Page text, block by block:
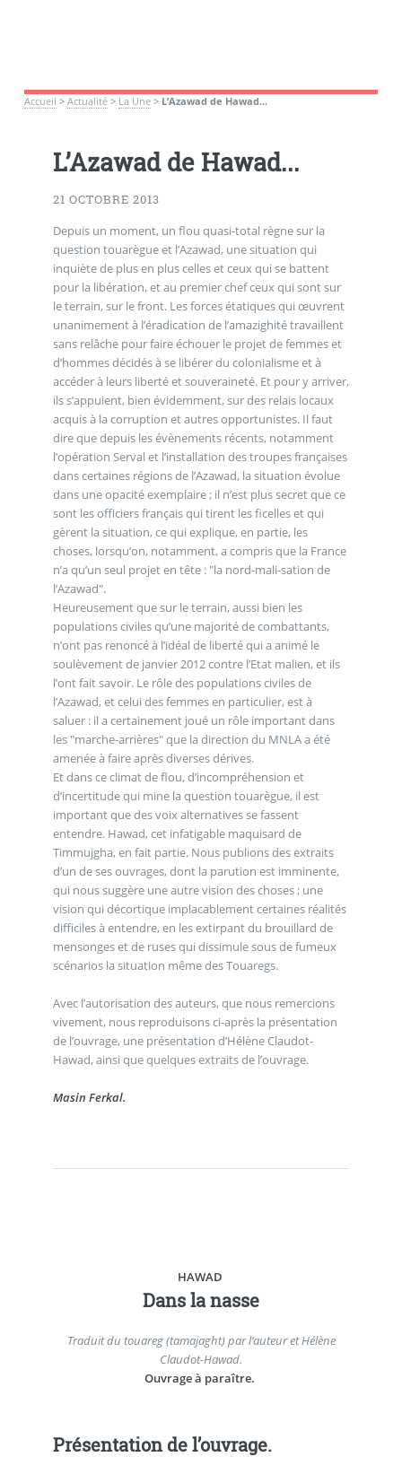
Accueil > Actualité> La Une> L’Azawad de Hawad...
L’Azawad de Hawad...
21 OCTOBRE 2013
Depuis un moment, un flou quasi-total règne sur la
question touarègue et l’Azawad, une situation qui
inquiète de plus en plus celles et ceux qui se battent
pour la libération, et au premier chef ceux qui sont sur
le terrain, sur le front. Les forces étatiques qui œuvrent
unanimement à l’éradication de l’amazighité travaillent
sans relâche pour faire échouer le projet de femmes et
d’hommes décidés à se libérer du colonialisme et à
accéder à leurs liberté et souveraineté. Et pour y arriver,
ils s’appuient, bien évidemment, sur des relais locaux
acquis à la corruption et autres opportunistes. Il faut
dire que depuis les évènements récents, notamment
l’opération Serval et l’installation des troupes françaises
dans certaines régions de l’Azawad, la situation évolue
dans une opacité exemplaire ; il n’est plus secret que ce
sont les officiers français qui tirent les ficelles et qui
gèrent la situation, ce qui explique, en partie, les
choses, lorsqu’on, notamment, a compris que la France
n’a qu’un seul projet en tête : "la nord-mali-sation de
l’Azawad".
Heureusement que sur le terrain, aussi bien les
populations civiles qu’une majorité de combattants,
n’ont pas renoncé à l’idéal de liberté qui a animé le
soulèvement de janvier 2012 contre l’Etat malien, et ils
l’ont fait savoir. Le rôle des populations civiles de
l’Azawad, et celui des femmes en particulier, est à
saluer : il a certainement joué un rôle important dans
les "marche-arrières" que la direction du MNLA a été
amenée à faire après diverses dérives.
Et dans ce climat de flou, d’incompréhension et
d’incertitude qui mine la question touarègue, il est
important que des voix alternatives se fassent
entendre. Hawad, cet infatigable maquisard de
Timmujgha, en fait partie. Nous publions des extraits
d’un de ses ouvrages, dont la parution est imminente,
qui nous suggère une autre vision des choses ; une
vision qui décortique implacablement certaines réalités
difficiles à entendre, en les extirpant du brouillard de
mensonges et de ruses qui dissimule sous de fumeux
scénarios la situation même des Touaregs.
Avec l’autorisation des auteurs, que nous remercions
vivement, nous reproduisons ci-après la présentation
de l’ouvrage, une présentation d’Hélène Claudot-
Hawad, ainsi que quelques extraits de l’ouvrage.
Masin Ferkal.
HAWAD
Dans la nasse
Traduit du touareg (tamajaght) par l’auteur et Hélène
Claudot-Hawad.
Ouvrage à paraître.
Présentation de l’ouvrage.